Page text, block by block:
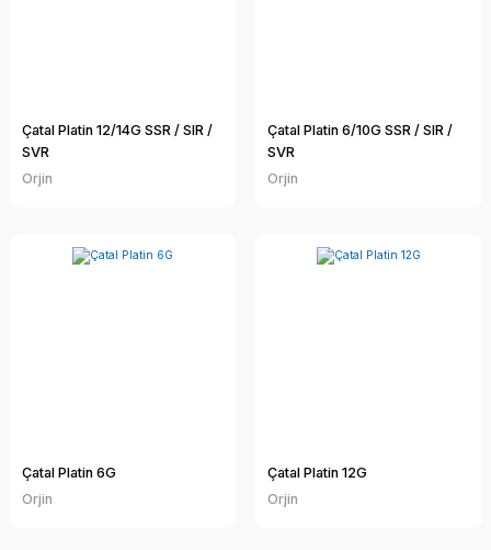
Çatal Platin 12/14G SSR / SIR /
SVR
Orjin
Çatal Platin 6/10G SSR / SIR /
SVR
Orjin
Çatal Platin 6G
Orjin
Çatal Platin 12G
Orjin